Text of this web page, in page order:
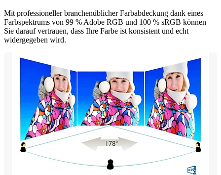
Mit professioneller branchenüblicher Farbabdeckung dank eines
Farbspektrums von 99 % Adobe RGB und 100 % sRGB können
Sie darauf vertrauen, dass Ihre Farbe ist konsistent und echt
widergegeben wird.